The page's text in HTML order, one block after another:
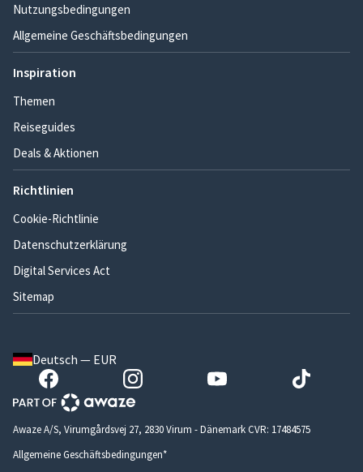
Nutzungsbedingungen
Allgemeine Geschäftsbedingungen
Inspiration
Themen
Reiseguides
Deals & Aktionen
Richtlinien
Cookie-Richtlinie
Datenschutzerklärung
Digital Services Act
Sitemap
Deutsch — EUR
Awaze A/S, Virumgårdsvej 27, 2830 Virum - Dänemark CVR: 17484575
Allgemeine Geschäftsbedingungen*